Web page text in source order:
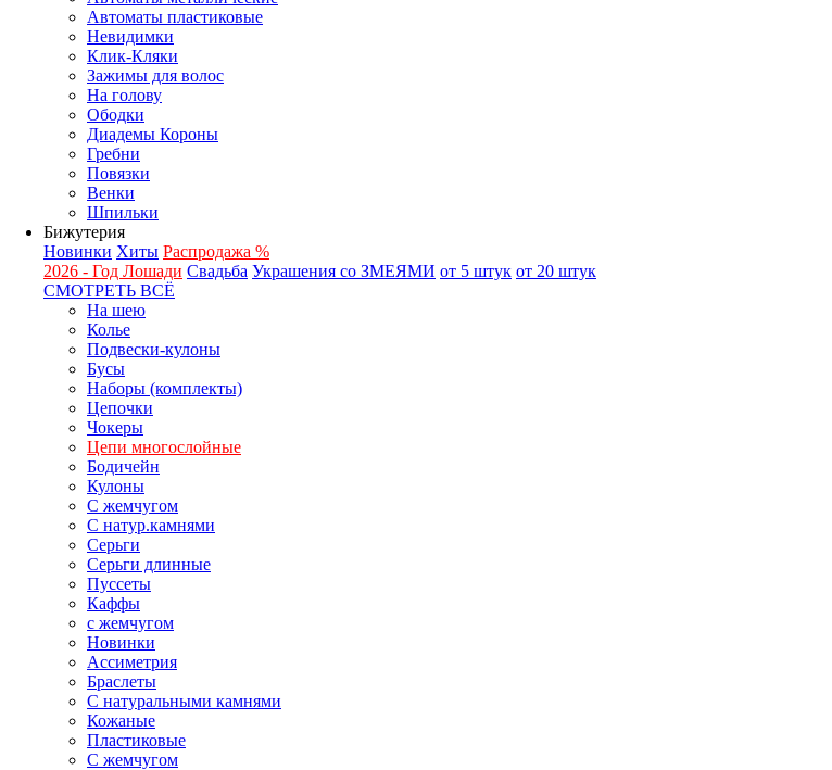
Автоматы пластиковые
Невидимки
Клик-Кляки
Зажимы для волос
На голову
Ободки
Диадемы Короны
Гребни
Повязки
Венки
Шпильки
Бижутерия
Новинки Хиты Распродажа %
2026 - Год Лошади Свадьба Украшения со ЗМЕЯМИ от 5 штук от 20 штук
СМОТРЕТЬ ВСЁ
На шею
Колье
Подвески-кулоны
Бусы
Наборы (комплекты)
Цепочки
Чокеры
Цепи многослойные
Бодичейн
Кулоны
С жемчугом
С натур.камнями
Серьги
Серьги длинные
Пуссеты
Каффы
с жемчугом
Новинки
Ассиметрия
Браслеты
С натуральными камнями
Кожаные
Пластиковые
С жемчугом